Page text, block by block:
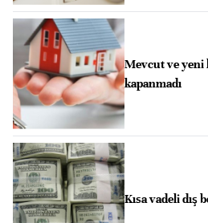
Mevcut ve yeni
kapanmadı
Kısa vadeli dış